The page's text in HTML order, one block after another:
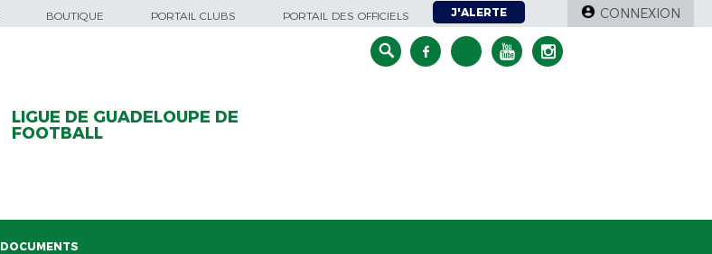
BOUTIQUE PORTAIL CLUBS PORTAIL DES OFFICIELS J'ALERTE CONNEXION
LIGUE DE GUADELOUPE DE
FOOTBALL
DOCUMENTS